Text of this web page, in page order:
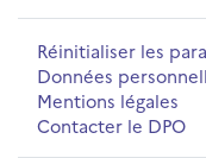
Réinitialiser les
Données
Mentions légales
Contacter le DPO